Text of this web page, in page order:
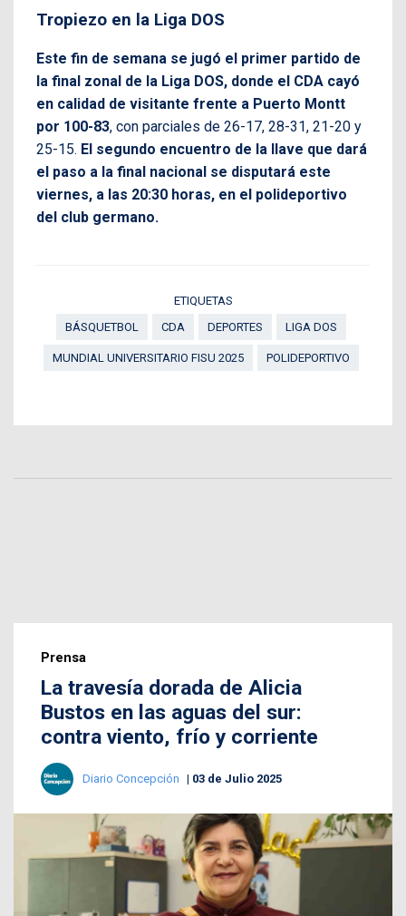
Tropiezo en la Liga DOS
Este fin de semana se jugó el primer partido de
la final zonal de la Liga DOS, donde el CDA cayó
en calidad de visitante frente a Puerto Montt
por 100-83, con parciales de 26-17, 28-31, 21-20 y
25-15. El segundo encuentro de la llave que dará
el paso a la final nacional se disputará este
viernes, a las 20:30 horas, en el polideportivo
del club germano.
ETIQUETAS
BÁSQUETBOL
CDA DEPORTES LIGA DOS
MUNDIAL UNIVERSITARIO FISU 2025 POLIDEPORTIVO
Prensa
La travesía dorada de Alicia
Bustos en las aguas del sur:
contra viento, frío y corriente
Diario Concepción 03 de Julio 2025